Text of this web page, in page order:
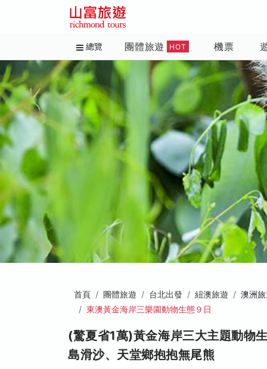
總覽 團體旅遊 HOT 機票
首頁 團體旅遊 台北出發 紐澳旅遊
澳洲
東澳黃金海岸三樂園動物生態９日
(驚夏省1萬)黃金海岸三大主題動物
島滑沙、天堂鄉抱抱無尾熊